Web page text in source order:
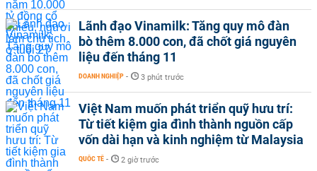
Lãnh đạo Vinamilk: Tăng quy mô đàn
bò thêm 8.000 con, đã chốt giá nguyên
liệu đến tháng 11
DOANH NGHIỆP - 3 phút trước
Việt Nam muốn phát triển quỹ hưu trí:
Từ tiết kiệm gia đình thành nguồn cấp
vốn dài hạn và kinh nghiệm từ Malaysia
QUỐC TẾ - 2 giờ trước